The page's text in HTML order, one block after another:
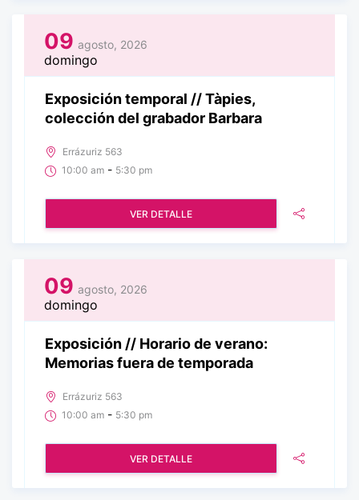
09 agosto, 2026
domingo
Exposición temporal // Tàpies,
colección del grabador Barbara
Errázuriz 563
10:00 am - 5:30 pm
VER DETALLE
09 agosto, 2026
domingo
Exposición // Horario de verano:
Memorias fuera de temporada
Errázuriz 563
10:00 am - 5:30 pm
VER DETALLE